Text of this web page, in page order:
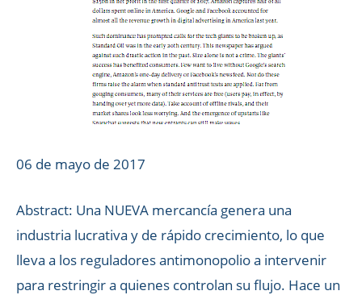
06 de mayo de 2017
Abstract: Una NUEVA mercancía genera una
industria lucrativa y de rápido crecimiento, lo que
lleva a los reguladores antimonopolio a intervenir
para restringir a quienes controlan su flujo. Hace un